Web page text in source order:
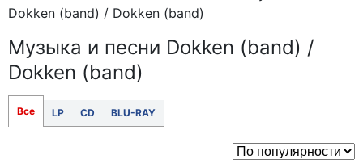
Dokken (band) / Dokken (band)
Музыка и песни Dokken (band) /
Dokken (band)
Все LP CD BLU-RAY